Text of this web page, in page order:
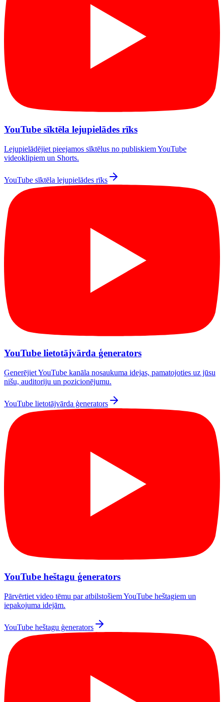
YouTube sīktēla lejupielādes rīks
Lejupielādējiet pieejamos sīktēlus no publiskiem YouTube
videoklipiem un Shorts.
YouTube sīktēla lejupielādes rīks
YouTube lietotājvārda ģenerators
Ģenerējiet YouTube kanāla nosaukuma idejas, pamatojoties uz jūsu
nišu, auditoriju un pozicionējumu.
YouTube lietotājvārda ģenerators
YouTube heštagu ģenerators
Pārvērtiet video tēmu par atbilstošiem YouTube heštagiem un
iepakojuma idejām.
YouTube heštagu ģenerators